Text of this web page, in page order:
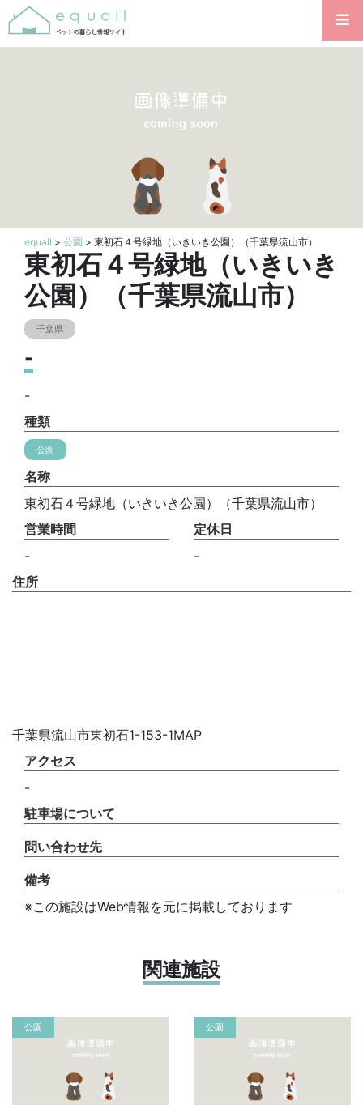
equall > 公園 > 東初石４号緑地（いきいき公園）（千葉県流山市）
東初石４号緑地（いきいき
公園）（千葉県流山市）
千葉県
-
-
種類
公園
名称
東初石４号緑地（いきいき公園）（千葉県流山市）
営業時間
-
定休日
-
住所
千葉県流山市東初石1-153-1MAP
アクセス
-
駐車場について
問い合わせ先
備考
※この施設はWeb情報を元に掲載しております
関連施設
公園 公園